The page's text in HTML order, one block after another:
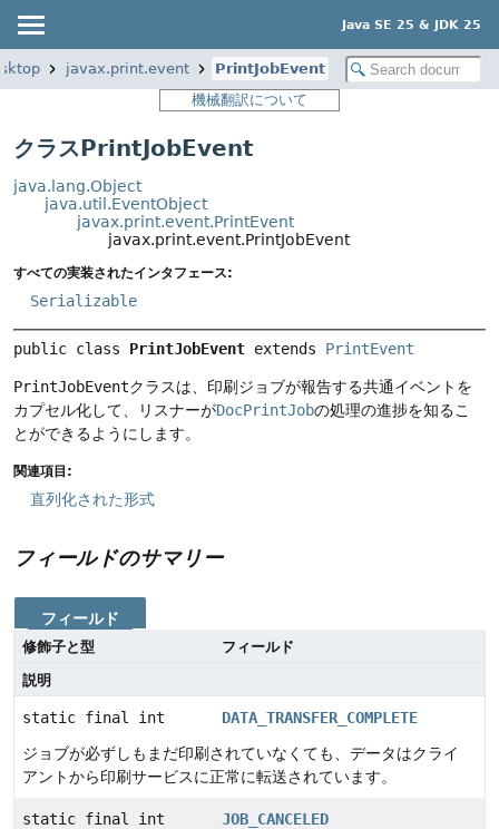
Java SE 25 & JDK 25
javax.print.event
PrintJobEvent
機械翻訳について
クラスPrintJobEvent
java.lang.Object
java.util.EventObject
javax.print.event.PrintEvent
javax.print.event.PrintJobEvent
すべての実装されたインタフェース:
Serializable
public class PrintJobEvent extends PrintEvent
PrintJobEventクラスは、印刷ジョブが報告する共通イベントを
カプセル化して、リスナーがDocPrintJobの処理の進捗を知るこ
とができるようにします。
関連項目:
直列化された形式
フィールドのサマリー
フィールド
修飾子と型
フィールド
説明
static final int
DATA_TRANSFER_COMPLETE
ジョブが必ずしもまだ印刷されていなくても、データはクライ
アントから印刷サービスに正常に転送されています。
static final int
JOB_CANCELED